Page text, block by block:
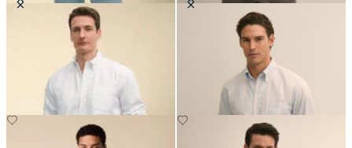
Chemise Friday Regular Fit en
Oxford avec col Button Down
Chemise Friday Regular Fit en
Oxford avec Col Button Down